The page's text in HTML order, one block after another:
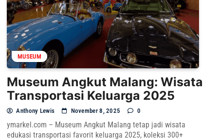
MUSEUM
Museum Angkut Malang: Wisata
Transportasi Keluarga 2025
Anthony Lewis November 8, 2025 0
ymarkel.com – Museum Angkut Malang tetap jadi wisata
edukasi transportasi favorit keluarga 2025, koleksi 300+